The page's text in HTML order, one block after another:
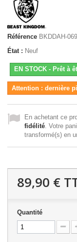
Référence BKDDAH-069
État : Neuf
EN STOCK - Prêt à
Attention : dernière
En achetant ce
fidélité . Votre
transformé(s) en
89,90 €
Quantité